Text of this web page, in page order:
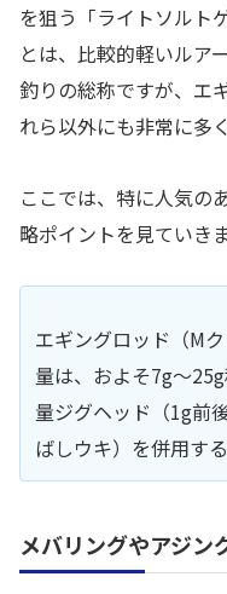
を狙う「ライトソルト
とは、比較的軽いルア
釣りの総称ですが、エ
れら以外にも非常に多
ここでは、特に人気の
略ポイントを見ていき
エギングロッド（M
量は、およそ7g〜
量ジグヘッド（1g前
ばしウキ）を併用す
メバリングやアジン